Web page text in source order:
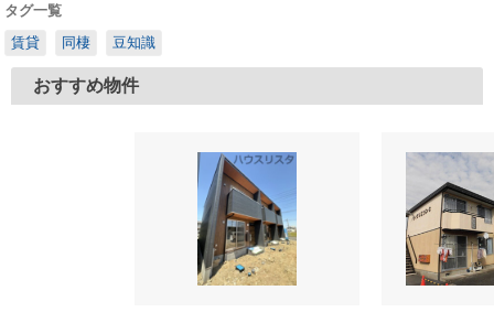
タグ一覧
賃貸
同棲 豆知識
おすすめ物件